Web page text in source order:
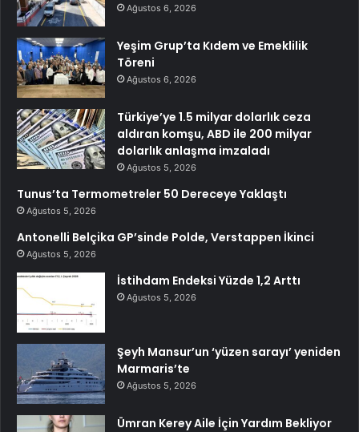
Ağustos 6, 2026
Yeşim Grup’ta Kıdem ve Emeklilik
Töreni
Ağustos 6, 2026
Türkiye’ye 1.5 milyar dolarlık ceza
aldıran komşu, ABD ile 200 milyar
dolarlık anlaşma imzaladı
Ağustos 5, 2026
Tunus’ta Termometreler 50 Dereceye Yaklaştı
Ağustos 5, 2026
Antonelli Belçika GP’sinde Polde, Verstappen İkinci
Ağustos 5, 2026
İstihdam Endeksi Yüzde 1,2 Arttı
Ağustos 5, 2026
Şeyh Mansur’un ‘yüzen sarayı’ yeniden
Marmaris’te
Ağustos 5, 2026
Ümran Kerey Aile İçin Yardım Bekliyor